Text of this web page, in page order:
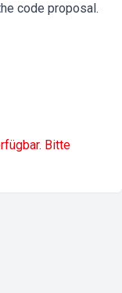
code proposal.
Bitte